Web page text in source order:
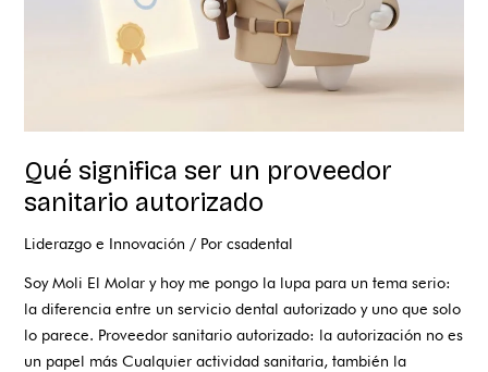
Qué significa ser un proveedor
sanitario autorizado
Liderazgo e Innovación / Porcsadental
Soy Moli El Molar y hoy me pongo la lupa para un tema serio:
la diferencia entre un servicio dental autorizado y uno que solo
lo parece. Proveedor sanitario autorizado: la autorización no es
un papel más Cualquier actividad sanitaria, también la